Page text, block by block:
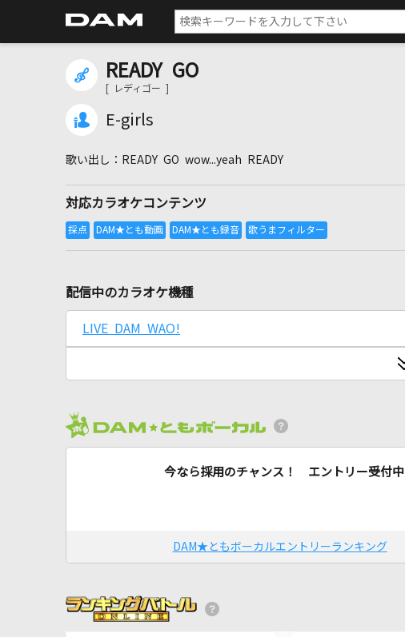
READY GO
[ レディゴー ]
E-girls
READY GO wow...yeah READY
対応カラオケコンテンツ
配信中のカラオケ機種
LIVE DAM WAO!
今なら採用のチャンス！ エントリー受付中
DAM★ともボーカルエントリーランキング